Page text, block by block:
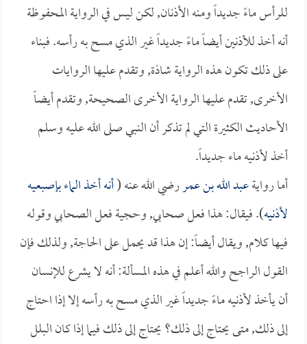
للرأس ماءً جديداً ومنه الأذنان, لكن ليس في الرواية المحفوظة
أنه أخذ للأذنين أيضاً ماءً جديداً غير الذي مسح به رأسه. فبناء
على ذلك تكون هذه الرواية شاذة, وتقدم عليها الروايات
الأخرى, تقدم عليها الرواية الأخرى الصحيحة, وتقدم أيضاً
الأحاديث الكثيرة التي لم تذكر أن النبي صلى الله عليه وسلم
أخذ لأذنيه ماء جديداً.
أما روايةعبد الله بن عمررضي الله عنه (أنه أخذ الماء بإصبعيه
لأذنيه). فيقال: هذا فعل صحابي, وحجية فعل الصحابي وقوله
فيها كلام, ويقال أيضاً: إن هذا قد يحمل على الحاجة, ولذلك فإن
القول الراجح والله أعلم في هذه المسألة: أنه لا يشرع للإنسان
أن يأخذ لأذنيه ماءً جديداً غير الذي مسح به رأسه إلا إذا احتاج
إلى ذلك, متى يحتاج إلى ذلك؟ يحتاج إلى ذلك فيما إذا كان البلل